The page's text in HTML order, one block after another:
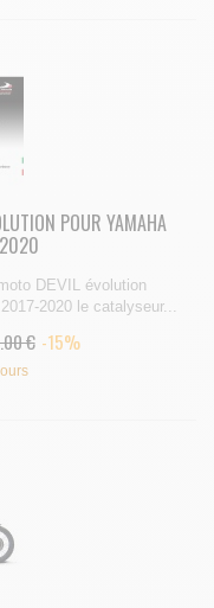
POUR YAMAHA
DEVIL évolution
2020 le catalyseur...
€ -15%